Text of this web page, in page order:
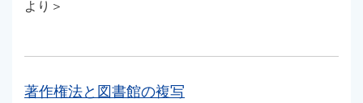
より＞
著作権法と図書館の複写